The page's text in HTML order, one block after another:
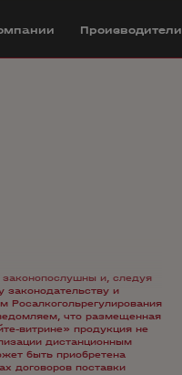
Производители
и, следуя
законодательству и
Росалкогольрегулирования
что размещенная
витрине» продукция не
дистанционным
быть приобретена
договоров поставки